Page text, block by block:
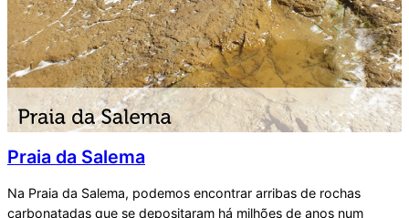
Praia da Salema
Na Praia da Salema, podemos encontrar arribas de rochas
carbonatadas que se depositaram há milhões de anos num